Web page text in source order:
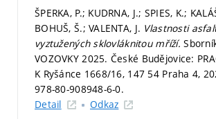
ŠPERKA, P.; KUDRNA, J.; SPIES, K.;
BOHUŠ, Š.; VALENTA, J. Vlastnosti
vyztužených sklovláknitou mříží.
VOZOVKY 2025. České Budějovice:
K Ryšánce 1668/16, 147 54 Praha 4,
978-80-908948-6-0.
Detail
Odkaz